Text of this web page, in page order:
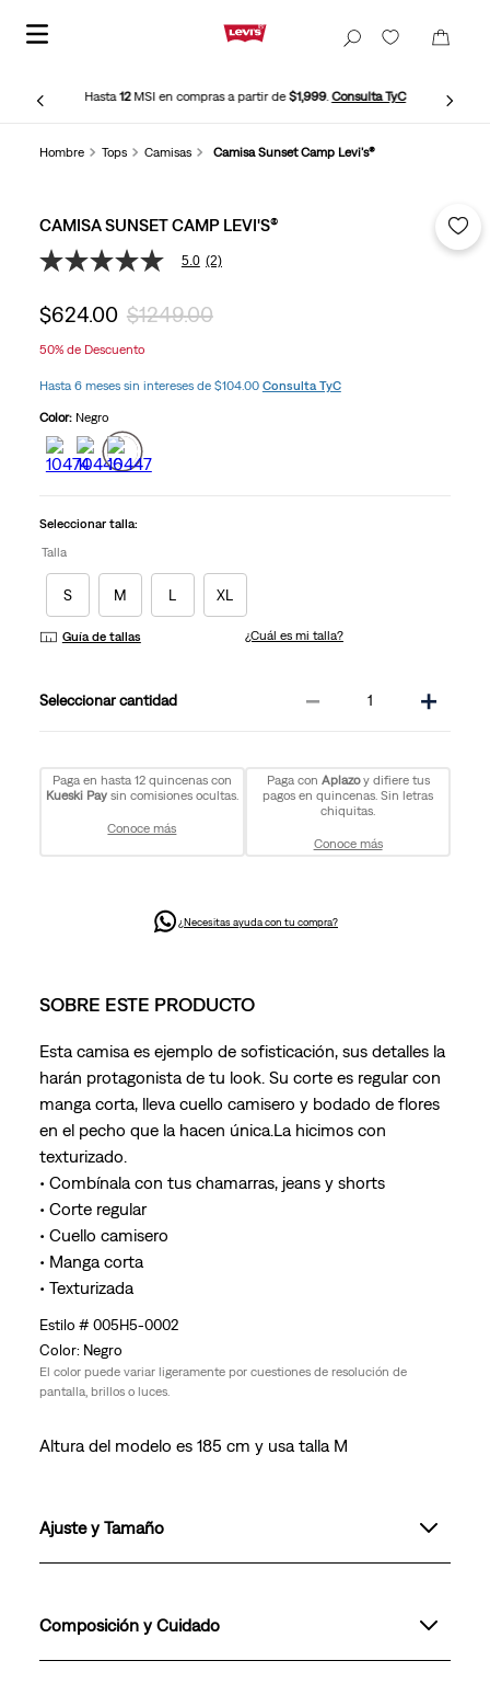
Hasta12MSI en compras a partir de$1,999.Consulta TyC
Hombre Tops Camisas Camisa Sunset Camp Levi's®
CAMISA SUNSET CAMP LEVI'S®
5.0
5
estrellas,
medio
valoración.
Read
2
Reviews.
Enlace
página.
5.0 (2)
$624.00 $1249.00
50%de Descuento
Hasta 6 meses sin intereses de $104.00 Consulta TyC
Color: Negro
Seleccionar talla:
Talla
S M L XL
Guía de tallas ¿Cuál es mi talla?
cantidad ＋
－
Paga en hasta 12 quincenas con
Kueski Paysin comisiones ocultas.
Conoce más
Paga con Aplazoy difiere tus
pagos en quincenas. Sin letras
chiquitas.
Conoce más
¿Necesitas ayuda con tu compra?
SOBRE ESTE PRODUCTO
Esta camisa es ejemplo de sofisticación, sus detalles la
harán protagonista de tu look. Su corte es regular con
manga corta, lleva cuello camisero y bodado de flores
en el pecho que la hacen única.La hicimos con
texturizado.
• Combínala con tus chamarras, jeans y shorts
• Corte regular
• Cuello camisero
• Manga corta
• Texturizada
005H5-0002
Negro
El color puede variar ligeramente por cuestiones de resolución de
pantalla, brillos o luces.
Altura del modelo es 185 cm y usa talla M
Ajuste y Tamaño
Composición y Cuidado